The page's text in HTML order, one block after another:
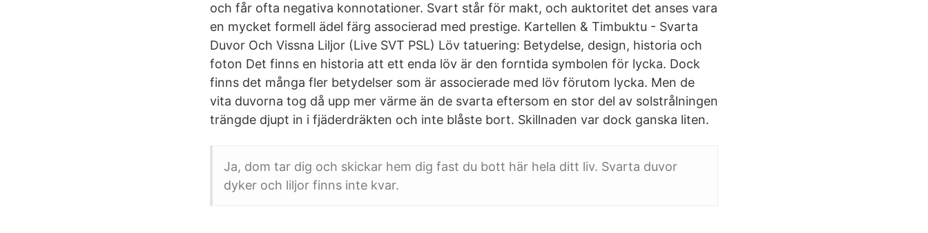
och får ofta negativa konnotationer. Svart står för makt, och auktoritet det anses vara
en mycket formell ädel färg associerad med prestige. Kartellen & Timbuktu - Svarta
Duvor Och Vissna Liljor (Live SVT PSL) Löv tatuering: Betydelse, design, historia och
foton Det finns en historia att ett enda löv är den forntida symbolen för lycka. Dock
finns det många fler betydelser som är associerade med löv förutom lycka. Men de
vita duvorna tog då upp mer värme än de svarta eftersom en stor del av solstrålningen
trängde djupt in i fjäderdräkten och inte blåste bort. Skillnaden var dock ganska liten.
Ja, dom tar dig och skickar hem dig fast du bott här hela ditt liv. Svarta duvor
dyker och liljor finns inte kvar.